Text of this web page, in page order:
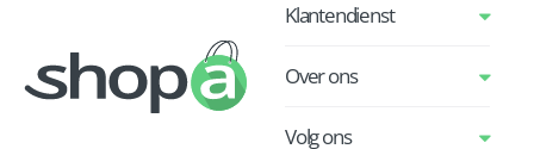
Klantendienst
Over ons
Volg ons